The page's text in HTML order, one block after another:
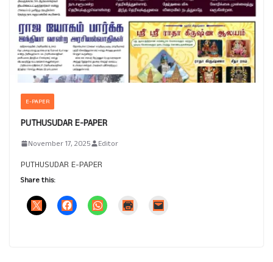
E-PAPER
PUTHUSUDAR E-PAPER
November 17, 2025 Editor
PUTHUSUDAR E-PAPER
Share this: